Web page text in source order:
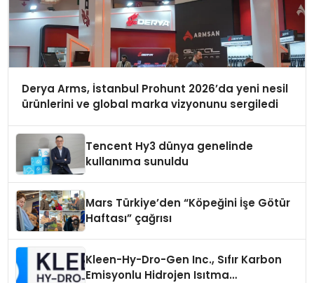
Derya Arms, İstanbul Prohunt 2026’da yeni nesil
ürünlerini ve global marka vizyonunu sergiledi
Tencent Hy3 dünya genelinde
kullanıma sunuldu
Mars Türkiye’den “Köpeğini İşe Götür
Haftası” çağrısı
Kleen-Hy-Dro-Gen Inc., Sıfır Karbon
Emisyonlu Hidrojen Isıtma